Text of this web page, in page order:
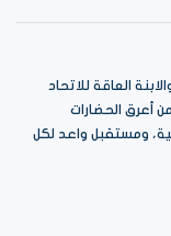
العاقة للاتحاد
أعرق الحضارات
ومستقبل واعد لكل